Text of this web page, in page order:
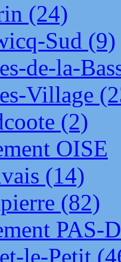
(24)
Sud (9)
de-la-
Village
(2)
OISE
(14)
(82)
PAS-
le-Petit